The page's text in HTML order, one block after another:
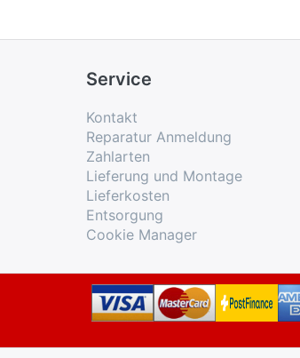
Service
Kontakt
Reparatur Anmeldung
Zahlarten
Lieferung und Montage
Lieferkosten
Entsorgung
Cookie Manager